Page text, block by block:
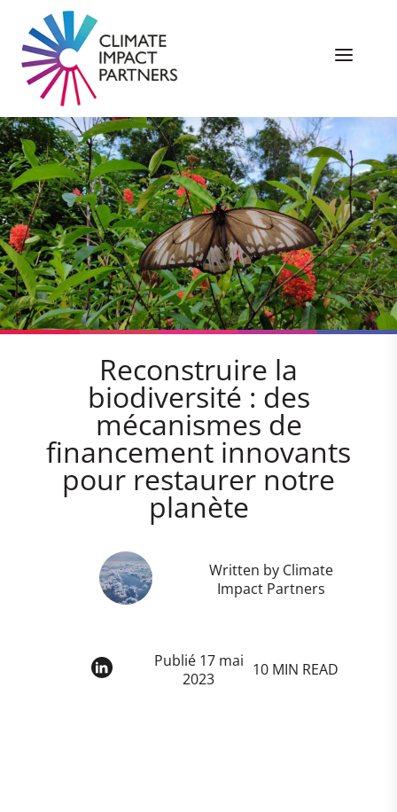
Reconstruire la
biodiversité : des
mécanismes de
financement innovants
pour restaurer notre
planète
Written by Climate
Impact Partners
Publié 17 mai
2023
10 MIN READ